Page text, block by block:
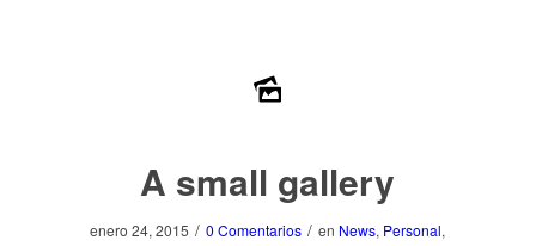
A small gallery
enero 24, 2015 / 0 Comentarios / en News, Personal,